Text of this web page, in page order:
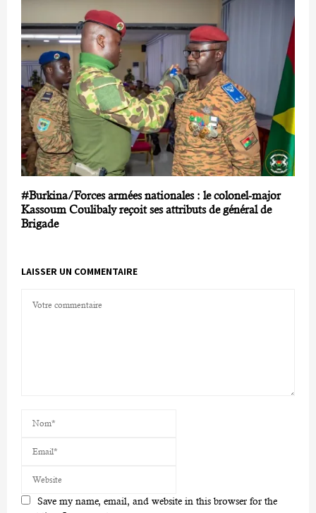
#Burkina/Forces armées nationales : le colonel-major
Kassoum Coulibaly reçoit ses attributs de général de
Brigade
LAISSER UN COMMENTAIRE
Save my name, email, and website in this browser for the